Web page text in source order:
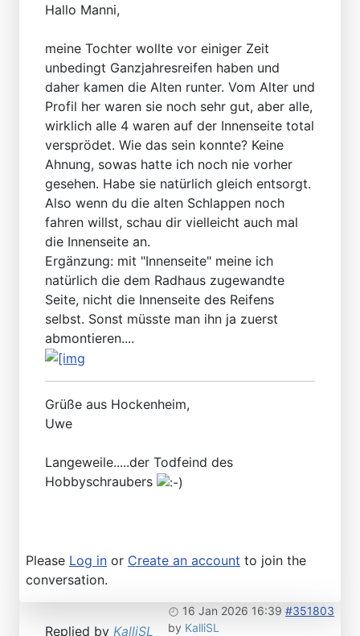
Hallo Manni,
meine Tochter wollte vor einiger Zeit
unbedingt Ganzjahresreifen haben und
daher kamen die Alten runter. Vom Alter und
Profil her waren sie noch sehr gut, aber alle,
wirklich alle 4 waren auf der Innenseite total
versprödet. Wie das sein konnte? Keine
Ahnung, sowas hatte ich noch nie vorher
gesehen. Habe sie natürlich gleich entsorgt.
Also wenn du die alten Schlappen noch
fahren willst, schau dir vielleicht auch mal
die Innenseite an.
Ergänzung: mit "Innenseite" meine ich
natürlich die dem Radhaus zugewandte
Seite, nicht die Innenseite des Reifens
selbst. Sonst müsste man ihn ja zuerst
abmontieren....
Grüße aus Hockenheim,
Uwe
Langeweile.....der Todfeind des
Hobbyschraubers
Please Log in or Create an account to join the
conversation.
16 Jan 2026 16:39 #351803
by KalliSL
Replied by KalliSL